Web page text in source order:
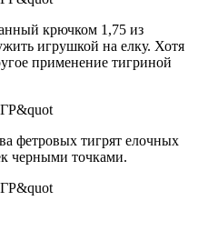
крючком 1,75 из
игрушкой на елку. Хотя
применение тигриной
фетровых тигрят елочных
черными точками.